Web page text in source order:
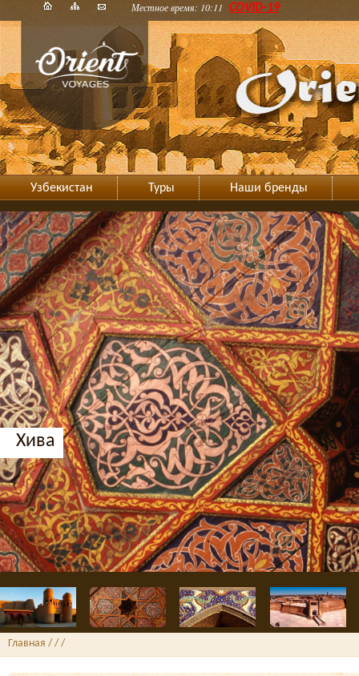
Местное время: 10:11 COVID-19
Узбекистан Туры Наши бренды
Хива
Главная / / /